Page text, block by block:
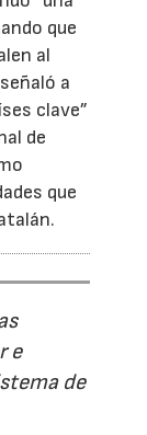
que
al
a
clave”
de
que
e
de